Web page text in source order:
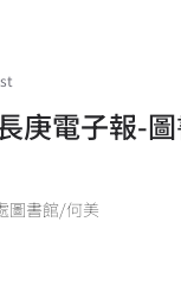
庚電子報-
圖書館/何美